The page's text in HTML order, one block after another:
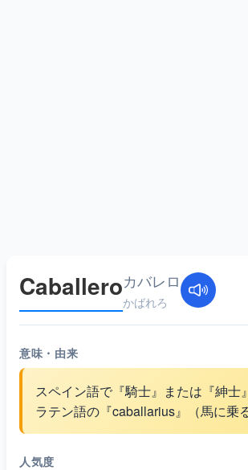
Caballeroカバレロ
かばれろ
意味・由来
スペイン語で『騎士』または『紳士
ラテン語の『caballarius』（馬に乗
人気度